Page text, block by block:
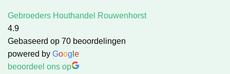
Gebroeders Houthandel Rouwenhorst
4.9
Gebaseerd op 70 beoordelingen
powered by Goog e
beoordeel ons op